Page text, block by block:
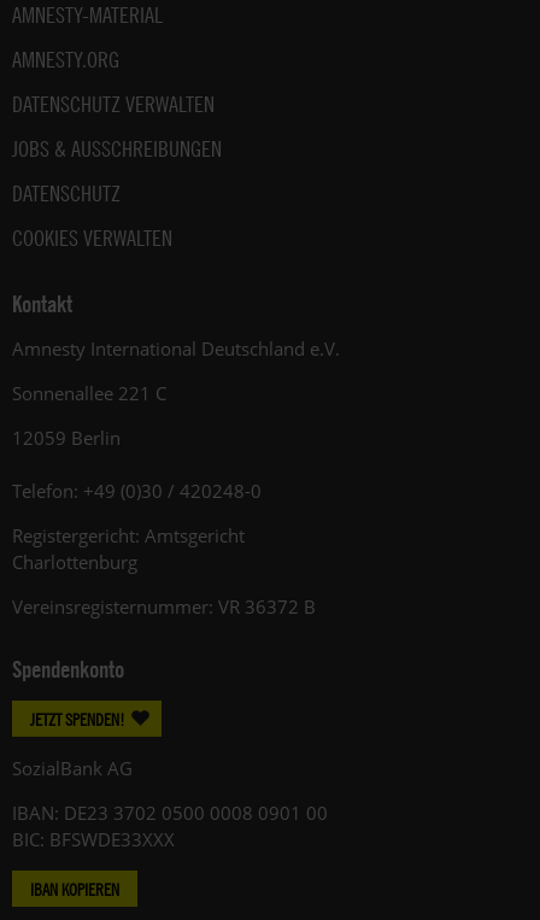
AMNESTY-MATERIAL
AMNESTY.ORG
DATENSCHUTZ VERWALTEN
JOBS & AUSSCHREIBUNGEN
DATENSCHUTZ
COOKIES VERWALTEN
Kontakt
Amnesty International Deutschland e.V.
Sonnenallee 221 C
12059 Berlin
Telefon: +49 (0)30 / 420248-0
Registergericht: Amtsgericht
Charlottenburg
Vereinsregisternummer: VR 36372 B
Spendenkonto
JETZT SPENDEN!
SozialBank AG
IBAN: DE23 3702 0500 0008 0901 00
BIC: BFSWDE33XXX
IBAN KOPIEREN